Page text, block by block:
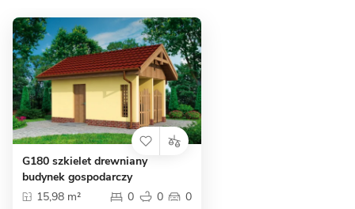
G180 szkielet drewniany
budynek gospodarczy
15,98 m²
0 0 0